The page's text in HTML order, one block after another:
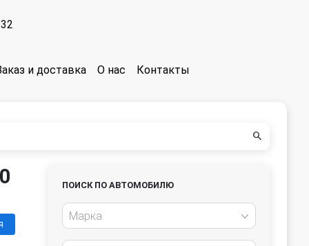
и доставка О нас Контакты
ПОИСК ПО АВТОМОБИЛЮ
Марка